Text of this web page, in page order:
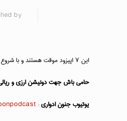
by
این ۷ اپیزود موقت هستند و با شروع سریال جدید حذف خواهند شد. از ابتدای آذرماه موزیکهای کانال تلگرام نیز بروز خواهند شد
حامی باش جهت دونیشن ارزی و
یوتیوب جنون ادواری: